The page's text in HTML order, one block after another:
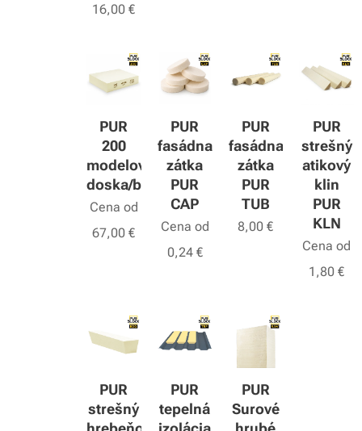
16,00 €
PUR
200
modelová
doska/blok
Cena od
67,00 €
PUR
fasádna
zátka
PUR
CAP
Cena od
0,24€
PUR
fasádna
zátka
PUR
TUB
8,00 €
PUR
strešný
atikový
klin
PUR
KLN
Cena od
1,80 €
PUR
strešný
PUR
tepelná
PUR
Surové